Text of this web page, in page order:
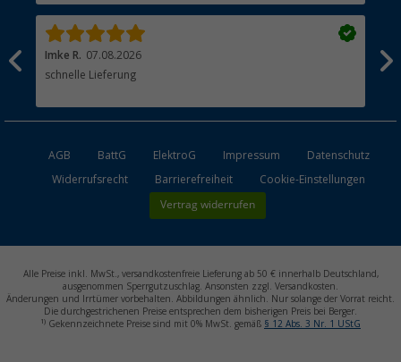
Imke R. 07.08.2026
schnelle Lieferung
AGB BattG ElektroG Impressum
Datenschutz
Widerrufsrecht
Barrierefreiheit Cookie-Einstellungen
Vertrag widerrufen
Alle Preise inkl. MwSt., versandkostenfreie Lieferung ab 50 € innerhalb Deutschland,
ausgenommen Sperrgutzuschlag. Ansonsten zzgl. Versandkosten.
Änderungen und Irrtümer vorbehalten. Abbildungen ähnlich. Nur solange der Vorrat reicht.
Die durchgestrichenen Preise entsprechen dem bisherigen Preis bei Berger.
1) Gekennzeichnete Preise sind mit 0% MwSt. gemäß § 12 Abs. 3 Nr. 1 UStG